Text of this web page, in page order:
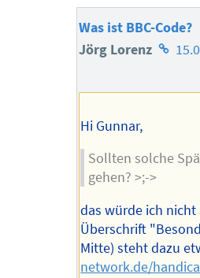
Was ist BBC-Code?
Jörg Lorenz
Autors
Hi Gunnar,
Sollten solche
gehen? >;->
das würde ich
Überschrift
Mitte) steht dazu
network.de/